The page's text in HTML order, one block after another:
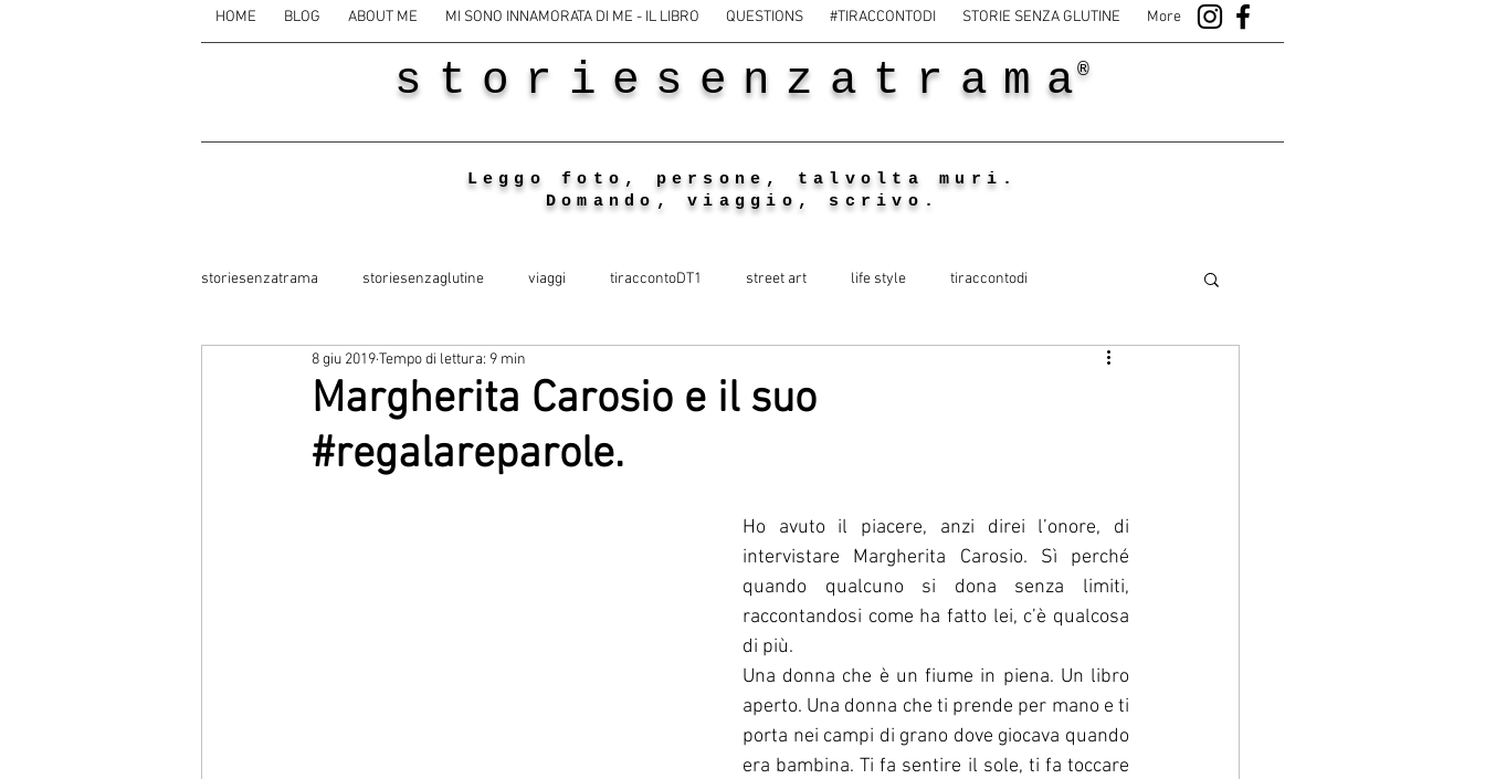
HOME BLOG ABOUT ME MI SONO INNAMORATA DI ME - IL LIBRO QUESTIONS #TIRACCONTODI STORIE SENZA GLUTINE More
storiesenzatrama
®
Leggo foto, persone, talvolta muri.
Domando, viaggio, scrivo.
storiesenzatrama storiesenzaglutine viaggi tiraccontoDT1 street art life style tiraccontodi
Margherita Carosio e il suo
#regalareparole.
8 giu 2019Tempo di lettura: 9 min
Ho avuto il piacere, anzi direi l’onore, di
intervistare Margherita Carosio. Sì perché
quando qualcuno si dona senza limiti,
raccontandosi come ha fatto lei, c’è qualcosa
di più.
Una donna che è un fiume in piena. Un libro
aperto. Una donna che ti prende per mano e ti
porta nei campi di grano dove giocava quando
era bambina. Ti fa sentire il sole, ti fa toccare